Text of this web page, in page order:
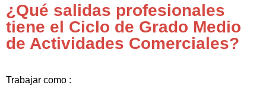
¿Qué salidas profesionales
tiene el Ciclo de Grado Medio
de Actividades Comerciales?
Trabajar como :